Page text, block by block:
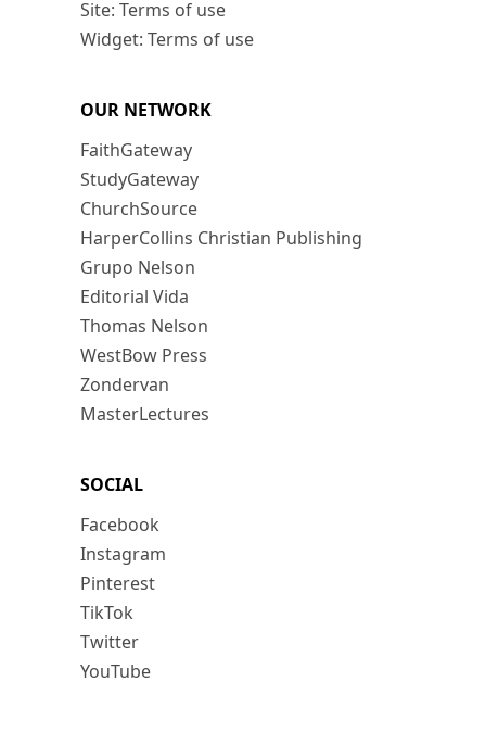
Site: Terms of use
Widget: Terms of use
OUR NETWORK
FaithGateway
StudyGateway
ChurchSource
HarperCollins Christian Publishing
Grupo Nelson
Editorial Vida
Thomas Nelson
WestBow Press
Zondervan
MasterLectures
SOCIAL
Facebook
Instagram
Pinterest
TikTok
Twitter
YouTube